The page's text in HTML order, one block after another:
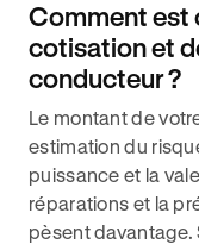
Comment est
cotisation et
conducteur ?
Le montant de
estimation du
puissance et la
réparations et la
pèsent davantage.